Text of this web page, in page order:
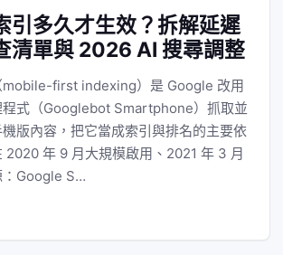
引多久才生效？拆解延遲
清單與 2026 AI 搜尋調整
mobile-first indexing）是 Google 改用
程式（Googlebot Smartphone）抓取並
版內容，把它當成索引與排名的主要依
2020 年 9 月大規模啟用、2021 年 3 月
：Google S…